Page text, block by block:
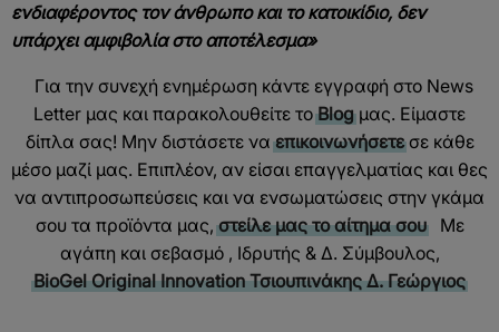
ενδιαφέροντος τον άνθρωπο και το κατοικίδιο, δεν
υπάρχει αμφιβολία στο αποτέλεσμα»
Για την συνεχή ενημέρωση κάντε εγγραφή στο News
Letter μας και παρακολουθείτε τοBlog μας. Είμαστε
δίπλα σας! Μην διστάσετε ναεπικοινωνήσετεσε κάθε
μέσο μαζί μας. Επιπλέον, αν είσαι επαγγελματίας και θες
να αντιπροσωπεύσεις και να ενσωματώσεις στην γκάμα
σου τα προϊόντα μας,στείλε μας το αίτημα σουΜε
αγάπη και σεβασμό , Ιδρυτής & Δ. Σύμβουλος,
BioGel Original Innovation Τσιουπινάκης Δ. Γεώργιος